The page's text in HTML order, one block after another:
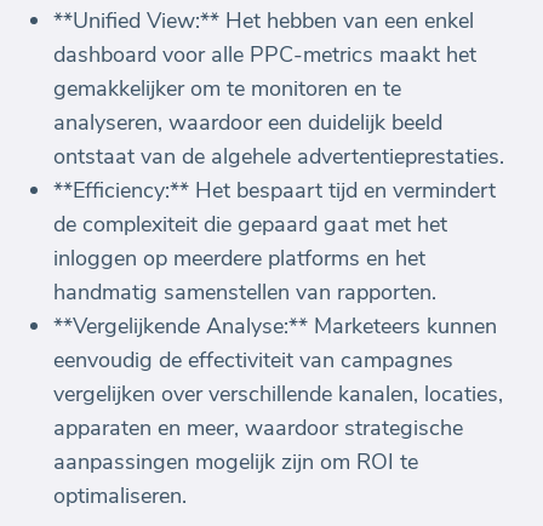
**Unified View:** Het hebben van een enkel
dashboard voor alle PPC-metrics maakt het
gemakkelijker om te monitoren en te
analyseren, waardoor een duidelijk beeld
ontstaat van de algehele advertentieprestaties.
**Efficiency:** Het bespaart tijd en vermindert
de complexiteit die gepaard gaat met het
inloggen op meerdere platforms en het
handmatig samenstellen van rapporten.
**Vergelijkende Analyse:** Marketeers kunnen
eenvoudig de effectiviteit van campagnes
vergelijken over verschillende kanalen, locaties,
apparaten en meer, waardoor strategische
aanpassingen mogelijk zijn om ROI te
optimaliseren.